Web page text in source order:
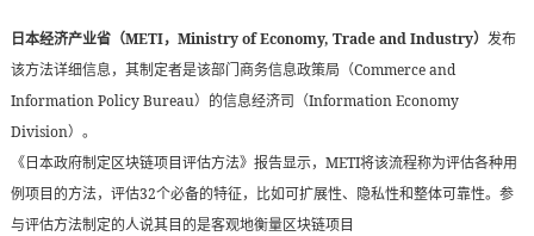
日本经济产业省（METI， Ministry of Economy, Trade and Industry） 发布
该方法详细信息，其制定者是该部门商务信息政策局（Commerce and
Information Policy Bureau）的信息经济司（Information Economy
Division）。
《日本政府制定区块链项目评估方法》报告显示， METI将该流程称为评估各种用
例项目的方法，评估32个必备的特征，比如可扩展性、隐私性和整体可靠性。参
与评估方法制定的人说其目的是客观地衡量区块链项目